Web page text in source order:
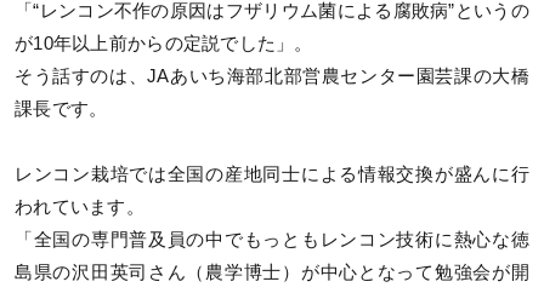
「“レンコン不作の原因はフザリウム菌による腐敗病”というの
が10年以上前からの定説でした」。
そう話すのは、JAあいち海部北部営農センター園芸課の大橋
課長です。
レンコン栽培では全国の産地同士による情報交換が盛んに行
われています。
「全国の専門普及員の中でもっともレンコン技術に熱心な徳
島県の沢田英司さん（農学博士）が中心となって勉強会が開